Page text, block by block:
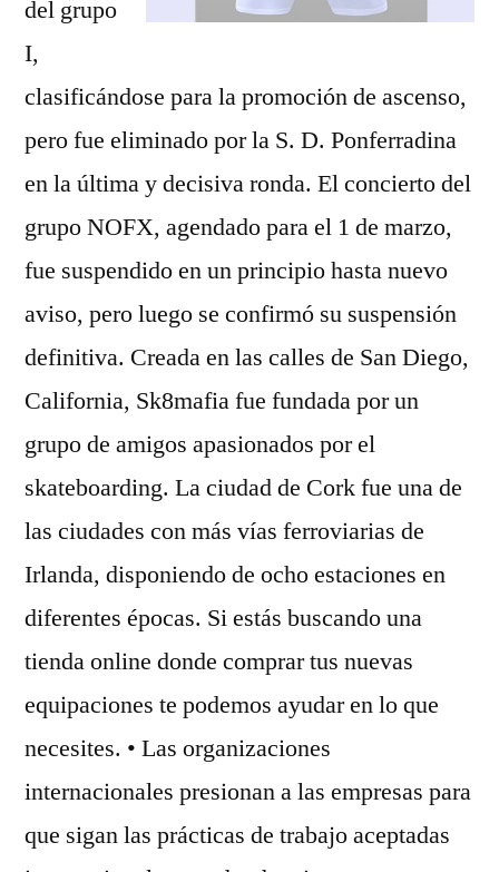
del grupo
I,
clasificándose para la promoción de ascenso,
pero fue eliminado por la S. D. Ponferradina
en la última y decisiva ronda. El concierto del
grupo NOFX, agendado para el 1 de marzo,
fue suspendido en un principio hasta nuevo
aviso, pero luego se confirmó su suspensión
definitiva. Creada en las calles de San Diego,
California, Sk8mafia fue fundada por un
grupo de amigos apasionados por el
skateboarding. La ciudad de Cork fue una de
las ciudades con más vías ferroviarias de
Irlanda, disponiendo de ocho estaciones en
diferentes épocas. Si estás buscando una
tienda online donde comprar tus nuevas
equipaciones te podemos ayudar en lo que
necesites. • Las organizaciones
internacionales presionan a las empresas para
que sigan las prácticas de trabajo aceptadas